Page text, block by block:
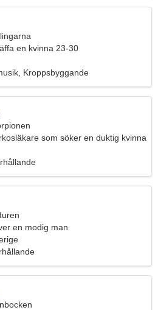
en kvinna 23-30
Kroppsbyggande
som söker en duktig kvinna
en modig man